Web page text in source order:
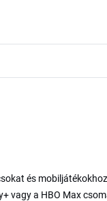
és
vagy a HBO Max